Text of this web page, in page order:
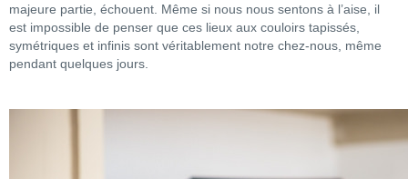
majeure partie, échouent. Même si nous nous sentons à l’aise, il
est impossible de penser que ces lieux aux couloirs tapissés,
symétriques et infinis sont véritablement notre chez-nous, même
pendant quelques jours.